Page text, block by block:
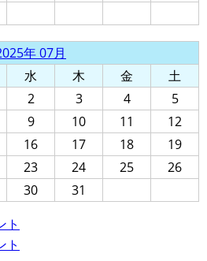
年 07月
水 木 金
土
2 3 4
5
9 10 11
12
16 17 18
19
23 24 25
26
30
31
ト
ト